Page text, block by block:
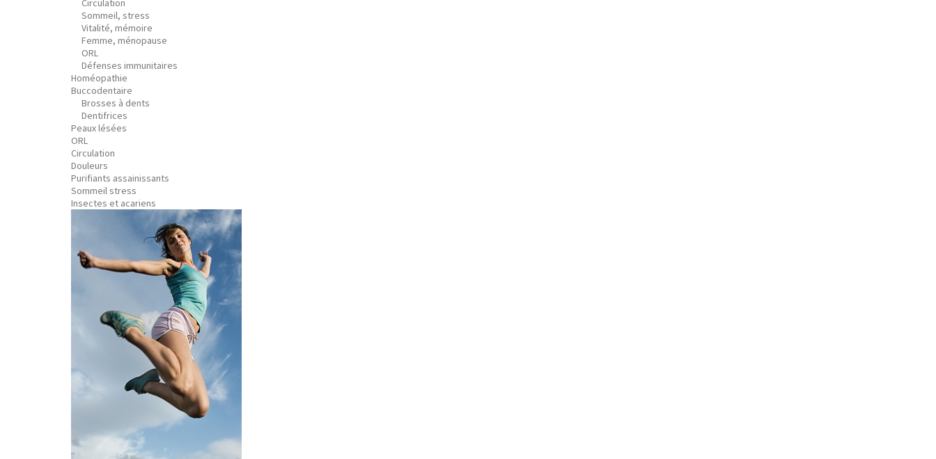
Circulation
Sommeil, stress
Vitalité, mémoire
Femme, ménopause
ORL
Défenses immunitaires
Homéopathie
Buccodentaire
Brosses à dents
Dentifrices
Peaux lésées
ORL
Circulation
Douleurs
Purifiants assainissants
Sommeil stress
Insectes et acariens